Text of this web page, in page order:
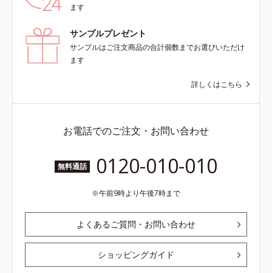
ます
サンプルプレゼント
サンプルはご注文商品の合計個数までお選びいただけ
ます
詳しくはこちら
お電話でのご注文・お問い合わせ
無料通話 0120-010-010
午前9時より午後7時まで
よくあるご質問・お問い合わせ
ショッピングガイド